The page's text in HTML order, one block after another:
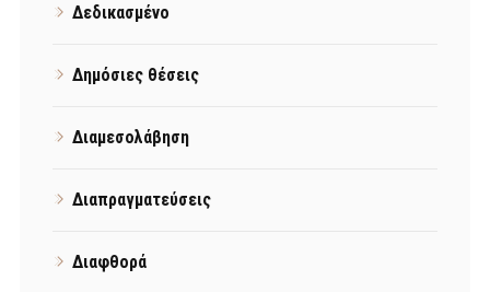
Δεδικασμένο
Δημόσιες θέσεις
Διαμεσολάβηση
Διαπραγματεύσεις
Διαφθορά